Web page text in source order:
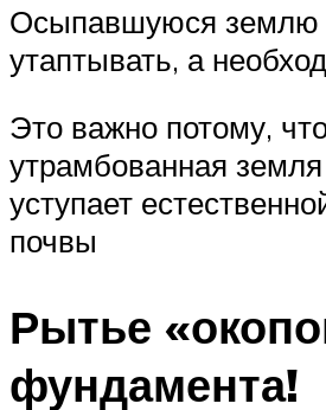
Осыпавшуюся землю
утаптывать, а
Это важно потому,
утрамбованная
уступает
почвы
Рытье
фундамента!